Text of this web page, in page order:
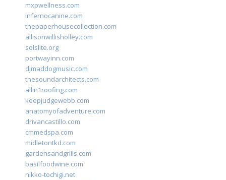
mxpwellness.com
infernocanine.com
thepaperhousecollection.com
allisonwillisholley.com
solslite.org
portwayinn.com
djmaddogmusic.com
thesoundarchitects.com
allin1roofing.com
keepjudgewebb.com
anatomyofadventure.com
drivancastillo.com
cmmedspa.com
midletontkd.com
gardensandgrills.com
basilfoodwine.com
nikko-tochigi.net